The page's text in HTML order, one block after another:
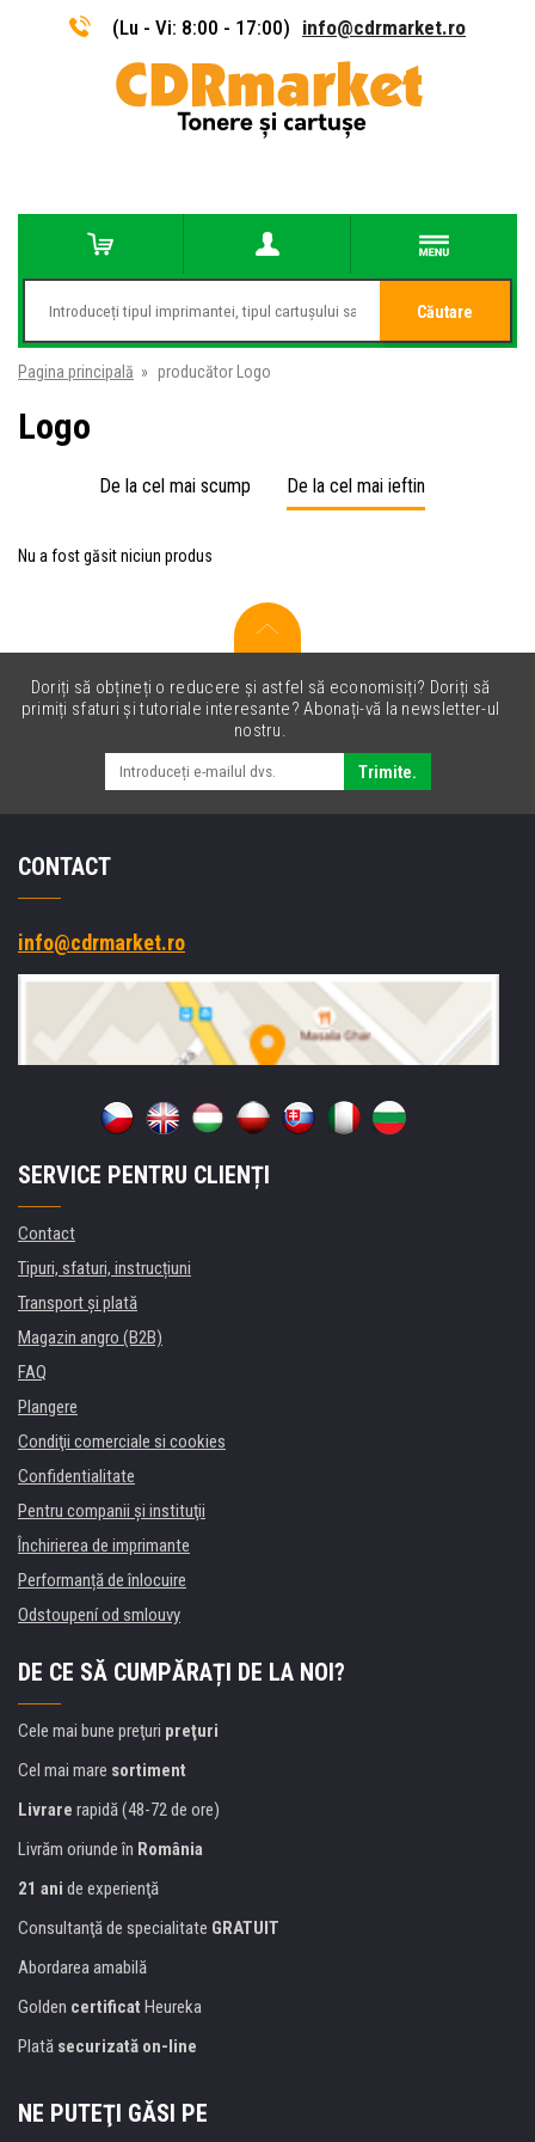
(Lu - Vi: 8:00 - 17:00) info@cdrmarket.ro
Căutare
Pagina principală » producător Logo
Logo
De la cel mai scump De la cel mai ieftin
Nu a fost găsit niciun produs
Doriți să obțineți o reducere și astfel să economisiți? Doriți să
primiți sfaturi și tutoriale interesante? Abonați-vă la newsletter-ul
nostru.
Trimite.
CONTACT
info@cdrmarket.ro
SERVICE PENTRU CLIENȚI
Contact
Tipuri, sfaturi, instrucțiuni
Transport şi plată
Magazin angro (B2B)
FAQ
Plangere
Condiţii comerciale si cookies
Confidentialitate
Pentru companii și instituţii
Închirierea de imprimante
Performanță de înlocuire
Odstoupení od smlouvy
DE CE SĂ CUMPĂRAȚI DE LA NOI?
Cele mai bune preţuri preţuri
Cel mai mare sortiment
Livrare rapidă (48-72 de ore)
Livrăm oriunde în România
21 ani de experienţă
Consultanţă de specialitate GRATUIT
Abordarea amabilă
Golden certificat Heureka
Plată securizată on-line
NE PUTEŢI GĂSI PE